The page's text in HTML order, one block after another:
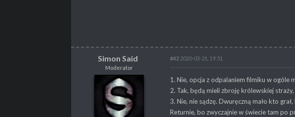
Simon Said
Simon Said
Moderator
#42 2020-03-21, 19:51
1. Nie, opcja z odpalaniem filmiku w ogóle
2. Tak, będą mieli zbroję królewskiej
3. Nie, nie sądzę. Dwuręczną mało kto
Returnie, bo zwyczajnie w świecie tam po